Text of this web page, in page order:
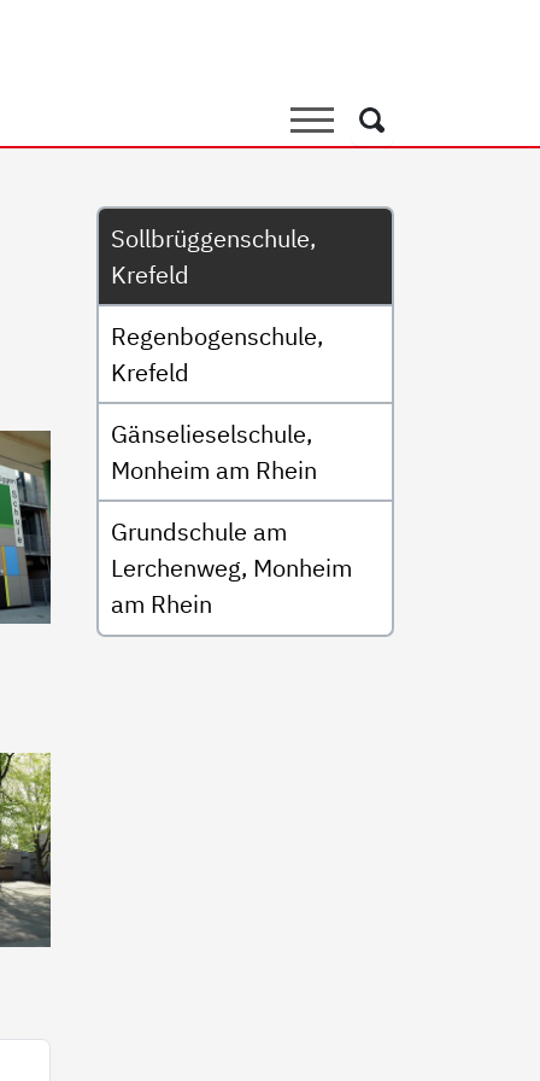
Suche
Suche
Untermenü
Sollbrüggenschule,
Krefeld
Regenbogenschule,
Krefeld
Gänselieselschule,
Monheim am Rhein
Grundschule am
Lerchenweg, Monheim
am Rhein